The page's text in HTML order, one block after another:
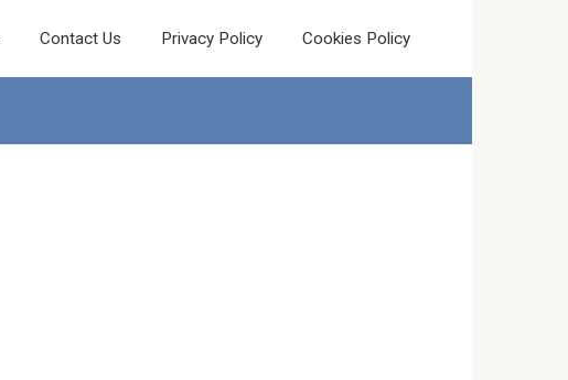
Contact Us Privacy Policy Cookies Policy